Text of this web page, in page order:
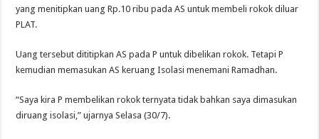
yang menitipkan uang Rp.10 ribu pada AS untuk membeli rokok diluar
PLAT.
Uang tersebut dititipkan AS pada P untuk dibelikan rokok. Tetapi P
kemudian memasukan AS keruang Isolasi menemani Ramadhan.
“Saya kira P membelikan rokok ternyata tidak bahkan saya dimasukan
diruang isolasi,” ujarnya Selasa (30/7).